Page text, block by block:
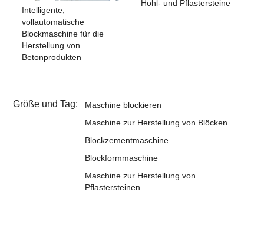
Intelligente,
vollautomatische
Blockmaschine für die
Herstellung von
Betonprodukten
Hohl- und Pflastersteine
Größe und Tag:
Maschine blockieren
Maschine zur Herstellung von Blöcken
Blockzementmaschine
Blockformmaschine
Maschine zur Herstellung von
Pflastersteinen